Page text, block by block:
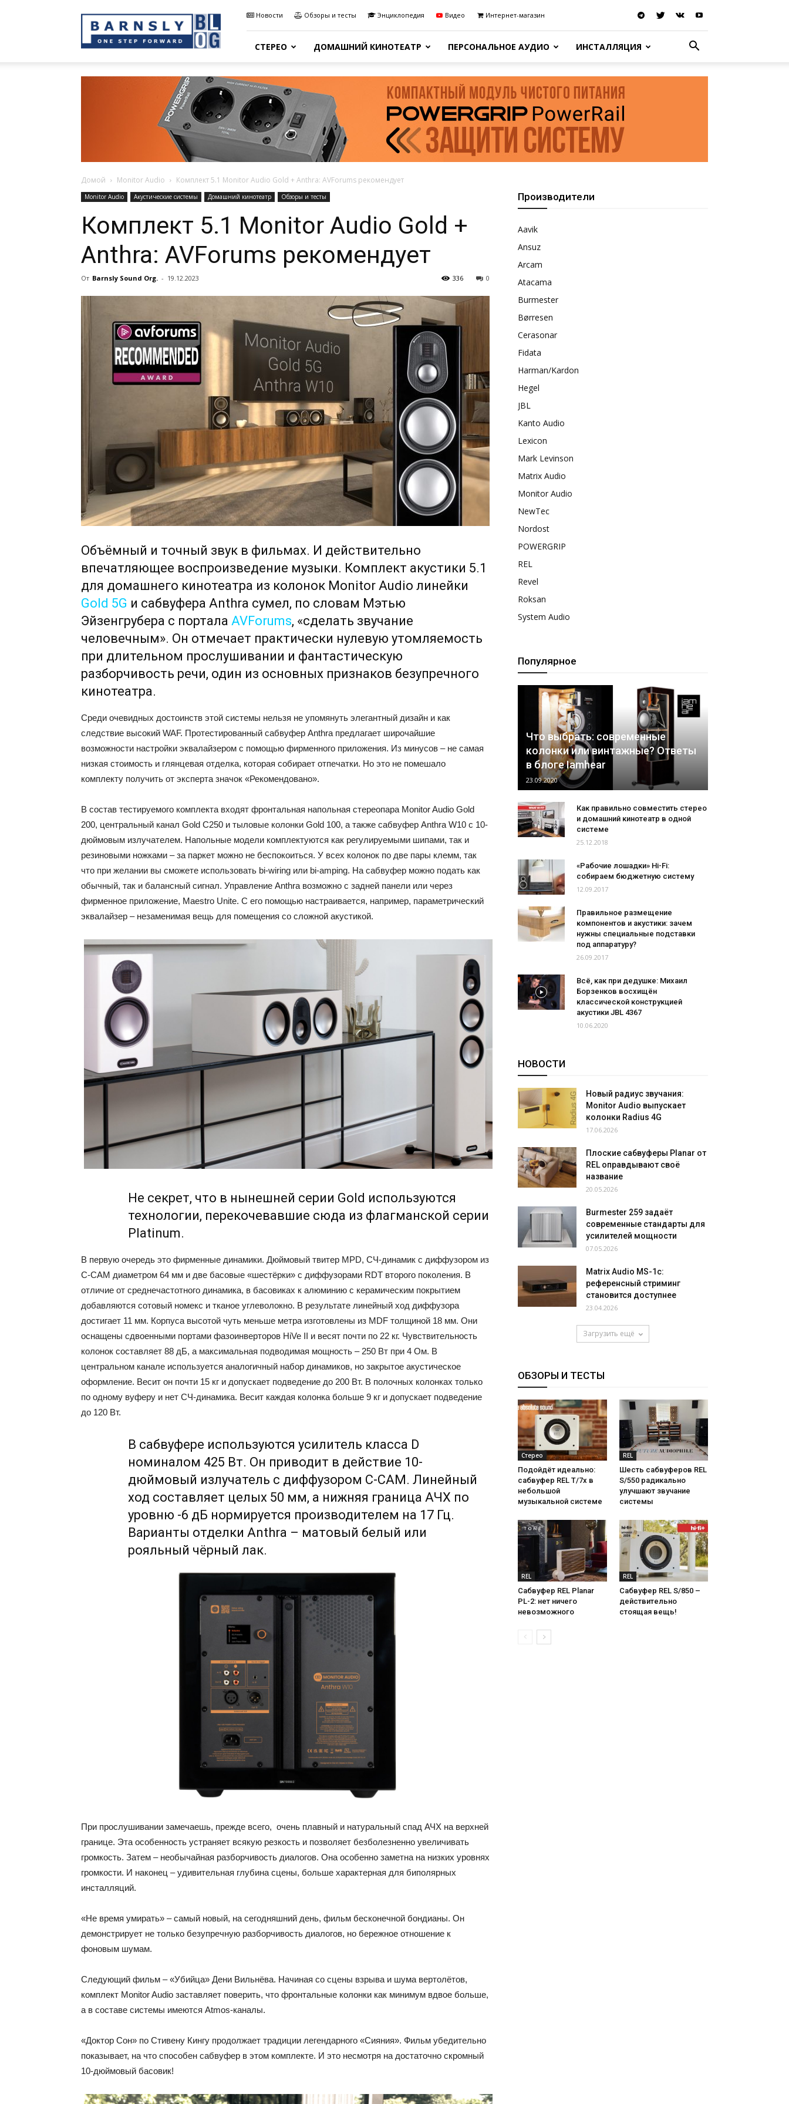
Sound
Blog
Новости Обзоры и тесты Энциклопедия Видео Интернет-магазин
СТЕРЕО ДОМАШНИЙ КИНОТЕАТР ПЕРСОНАЛЬНОЕ АУДИО ИНСТАЛЛЯЦИЯ
Домой Monitor Audio Комплект 5.1 Monitor Audio Gold + Anthra: AVForums рекомендует
Monitor Audio Акустические системы Домашний кинотеатр Обзоры и тесты
Комплект 5.1 Monitor Audio Gold +
Anthra: AVForums рекомендует
От Barnsly Sound Org. - 19.12.2023 0
336
Объёмный и точный звук в фильмах. И действительно
впечатляющее воспроизведение музыки. Комплект акустики 5.1
для домашнего кинотеатра из колонок Monitor Audio линейки
Gold 5G и сабвуфера Anthra сумел, по словам Мэтью
Эйзенгрубера с портала AVForums, «сделать звучание
человечным». Он отмечает практически нулевую утомляемость
при длительном прослушивании и фантастическую
разборчивость речи, один из основных признаков безупречного
кинотеатра.
Среди очевидных достоинств этой системы нельзя не упомянуть элегантный дизайн и как
следствие высокий WAF. Протестированный сабвуфер Anthra предлагает широчайшие
возможности настройки эквалайзером с помощью фирменного приложения. Из минусов – не самая
низкая стоимость и глянцевая отделка, которая собирает отпечатки. Но это не помешало
комплекту получить от эксперта значок «Рекомендовано».
В состав тестируемого комплекта входят фронтальная напольная стереопара Monitor Audio Gold
200, центральный канал Gold C250 и тыловые колонки Gold 100, а также сабвуфер Anthra W10 с 10-
дюймовым излучателем. Напольные модели комплектуются как регулируемыми шипами, так и
резиновыми ножками – за паркет можно не беспокоиться. У всех колонок по две пары клемм, так
что при желании вы сможете использовать bi-wiring или bi-amping. На сабвуфер можно подать как
обычный, так и балансный сигнал. Управление Anthra возможно с задней панели или через
фирменное приложение, Maestro Unite. С его помощью настраивается, например, параметрический
эквалайзер – незаменимая вещь для помещения со сложной акустикой.
Не секрет, что в нынешней серии Gold используются
технологии, перекочевавшие сюда из флагманской серии
Platinum.
В первую очередь это фирменные динамики. Дюймовый твитер MPD, СЧ-динамик с диффузором из
C-CAM диаметром 64 мм и две басовые «шестёрки» с диффузорами RDT второго поколения. В
отличие от среднечастотного динамика, в басовиках к алюминию с керамическим покрытием
добавляются сотовый номекс и тканое углеволокно. В результате линейный ход диффузора
достигает 11 мм. Корпуса высотой чуть меньше метра изготовлены из MDF толщиной 18 мм. Они
оснащены сдвоенными портами фазоинверторов HiVe II и весят почти по 22 кг. Чувствительность
колонок составляет 88 дБ, а максимальная подводимая мощность – 250 Вт при 4 Ом. В
центральном канале используется аналогичный набор динамиков, но закрытое акустическое
оформление. Весит он почти 15 кг и допускает подведение до 200 Вт. В полочных колонках только
по одному вуферу и нет СЧ-динамика. Весит каждая колонка больше 9 кг и допускает подведение
до 120 Вт.
В сабвуфере используются усилитель класса D
номиналом 425 Вт. Он приводит в действие 10-
дюймовый излучатель с диффузором C-CAM. Линейный
ход составляет целых 50 мм, а нижняя граница АЧХ по
уровню -6 дБ нормируется производителем на 17 Гц.
Варианты отделки Anthra – матовый белый или
рояльный чёрный лак.
При прослушивании замечаешь, прежде всего, очень плавный и натуральный спад АЧХ на верхней
границе. Эта особенность устраняет всякую резкость и позволяет безболезненно увеличивать
громкость. Затем – необычайная разборчивость диалогов. Она особенно заметна на низких уровнях
громкости. И наконец – удивительная глубина сцены, больше характерная для биполярных
инсталляций.
«Не время умирать» – самый новый, на сегодняшний день, фильм бесконечной бондианы. Он
демонстрирует не только безупречную разборчивость диалогов, но бережное отношение к
фоновым шумам.
Следующий фильм – «Убийца» Дени Вильнёва. Начиная со сцены взрыва и шума вертолётов,
комплект Monitor Audio заставляет поверить, что фронтальные колонки как минимум вдвое больше,
а в составе системы имеются Atmos-каналы.
«Доктор Сон» по Стивену Кингу продолжает традиции легендарного «Сияния». Фильм убедительно
показывает, на что способен сабвуфер в этом комплекте. И это несмотря на достаточно скромный
10-дюймовый басовик!
Производители
Aavik
Ansuz
Arcam
Atacama
Burmester
Børresen
Cerasonar
Fidata
Harman/Kardon
Hegel
JBL
Kanto Audio
Lexicon
Mark Levinson
Matrix Audio
Monitor Audio
NewTec
Nordost
POWERGRIP
REL
Revel
Roksan
System Audio
Популярное
Что выбрать: современные
колонки или винтажные? Ответы
в блоге Iamhear
23.09.2020
Как правильно совместить стерео
и домашний кинотеатр в одной
системе
25.12.2018
«Рабочие лошадки» Hi-Fi:
собираем бюджетную систему
12.09.2017
Правильное размещение
компонентов и акустики: зачем
нужны специальные подставки
под аппаратуру?
26.09.2017
Всё, как при дедушке: Михаил
Борзенков восхищён
классической конструкцией
акустики JBL 4367
10.06.2020
НОВОСТИ
Новый радиус звучания:
Monitor Audio выпускает
колонки Radius 4G
17.06.2026
Плоские сабвуферы Planar от
REL оправдывают своё
название
20.05.2026
Burmester 259 задаёт
современные стандарты для
усилителей мощности
07.05.2026
Matrix Audio MS-1c:
референсный стриминг
становится доступнее
23.04.2026
Загрузить ещё
ОБЗОРЫ И ТЕСТЫ
Стерео
Подойдёт идеально:
сабвуфер REL T/7x в
небольшой
музыкальной системе
REL
Шесть сабвуферов REL
S/550 радикально
улучшают звучание
системы
REL
Сабвуфер REL Planar
PL-2: нет ничего
невозможного
REL
Сабвуфер REL S/850 –
действительно
стоящая вещь!